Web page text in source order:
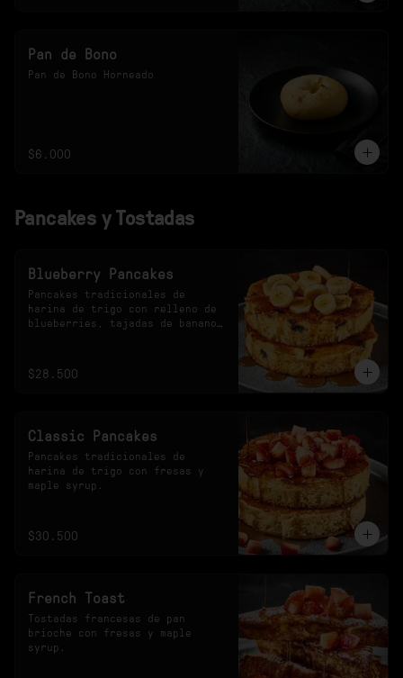
Pan de Bono
Pan de Bono Horneado
$6.000
Pancakes y Tostadas
Blueberry Pancakes
Pancakes tradicionales de
harina de trigo con relleno de
blueberries, tajadas de banano
$28.500
Classic Pancakes
Pancakes tradicionales de
harina de trigo con fresas y
maple syrup.
$30.500
French Toast
Tostadas francesas de pan
brioche con fresas y maple
syrup.